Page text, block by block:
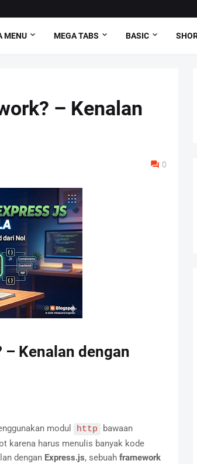
MENU MEGA TABS BASIC
– Kenalan
0
– Kenalan dengan
modul http
bawaan
karena harus menulis banyak kode
dengan Express.js, sebuah framework